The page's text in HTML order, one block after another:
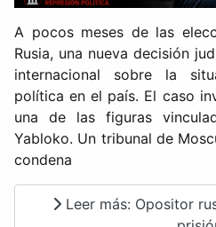
A pocos meses de las
Rusia, una nueva decisión
internacional sobre la
política en el país. El caso
una de las figuras
Yabloko. Un tribunal de
condena
Leer más: Opositor